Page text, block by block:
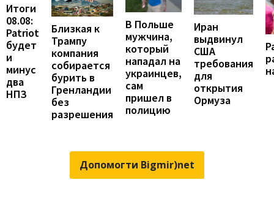
Итоги
08.08:
Patriot
будет
и
минус
два
НПЗ
Близкая к
Трампу
компания
собирается
бурить в
Гренландии
без
разрешения
В Польше
мужчина,
который
нападал на
украинцев,
сам
пришел в
полицию
Иран
выдвинул
США
требования
для
открытия
Ормуза
Допомогти Bigmir)net